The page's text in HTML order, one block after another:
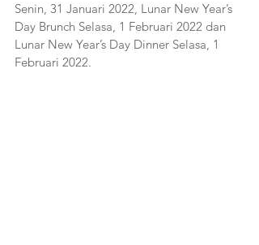
Senin, 31 Januari 2022, Lunar New Year’s
Day Brunch Selasa, 1 Februari 2022 dan
Lunar New Year’s Day Dinner Selasa, 1
Februari 2022.